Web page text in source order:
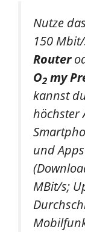
Nutze
150
Router
O2 my
kannst
höchster
und
MBit/s;